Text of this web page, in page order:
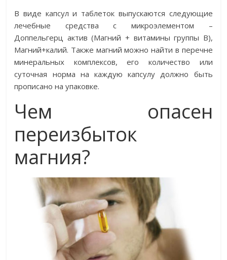
В виде капсул и таблеток выпускаются следующие
лечебные средства с микроэлементом –
Доппельгерц актив (Магний + витамины группы В),
Магний+калий. Также магний можно найти в перечне
минеральных комплексов, его количество или
суточная норма на каждую капсулу должно быть
прописано на упаковке.
Чем опасен
переизбыток
магния?